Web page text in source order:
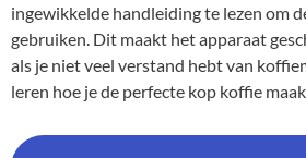
ingewikkelde handleiding te lezen om
gebruiken. Dit maakt het apparaat
als je niet veel verstand hebt van
leren hoe je de perfecte kop koffie